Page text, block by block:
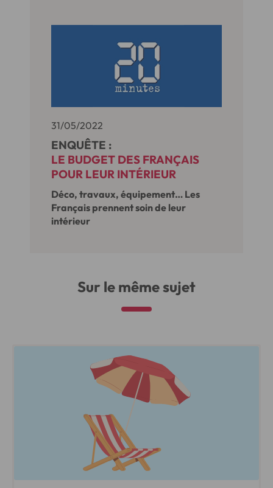
31/05/2022
ENQUÊTE :
LE BUDGET DES FRANÇAIS
POUR LEUR INTÉRIEUR
Déco, travaux, équipement… Les
Français prennent soin de leur
intérieur
Sur le même sujet